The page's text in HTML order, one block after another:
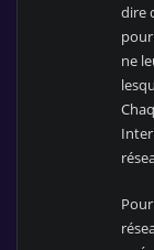
dire
ne